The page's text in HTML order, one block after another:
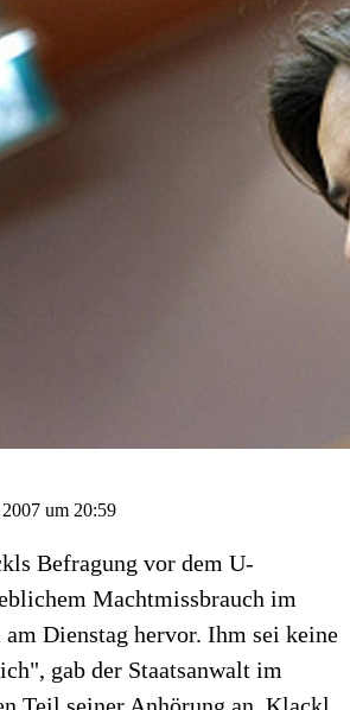
um 20:59
Befragung vor dem U-
Machtmissbrauch im
Dienstag hervor. Ihm sei keine
gab der Staatsanwalt im